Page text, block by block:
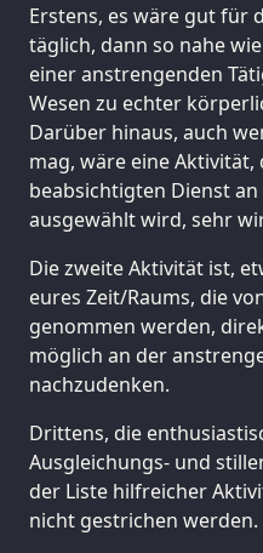
Erstens, es wäre gut für
täglich, dann so nahe
einer anstrengenden
Wesen zu echter
Darüber hinaus, auch
mag, wäre eine
beabsichtigten Dienst
ausgewählt wird, sehr
Die zweite Aktivität ist,
eures Zeit/Raums, die
genommen werden,
möglich an der
nachzudenken.
Drittens, die
Ausgleichungs- und
der Liste hilfreicher
nicht gestrichen werden.